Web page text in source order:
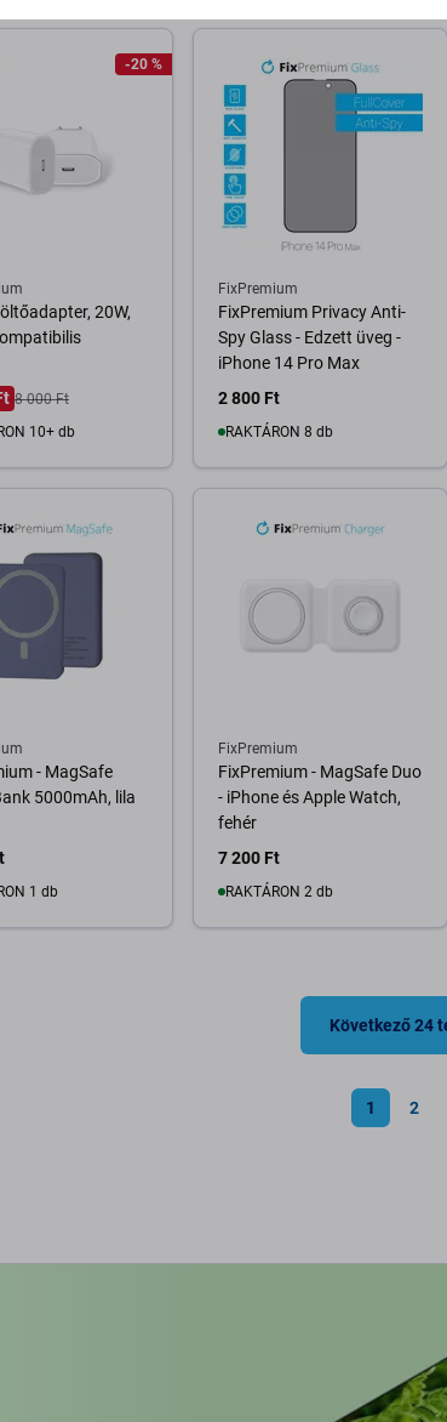
-20 %
20W,
8 000 Ft
10+ db
FixPremium
FixPremium Privacy Anti-
Spy Glass - Edzett üveg -
iPhone 14 Pro Max
2 800 Ft
RAKTÁRON 8 db
- MagSafe
5000mAh, lila
1 db
FixPremium
FixPremium - MagSafe Duo
- iPhone és Apple Watch,
fehér
7 200 Ft
RAKTÁRON 2 db
Következő 24
1 2